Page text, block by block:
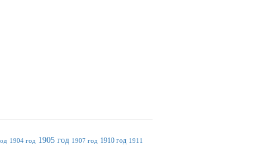
1904 год 1905 год 1907 год 1910 год 1911